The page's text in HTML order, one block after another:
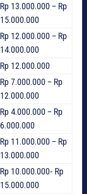
Rp 13.000.000 – Rp
15.000.000
Rp 12.000.000 – Rp
14.000.000
Rp 12.000.000
Rp 7.000.000 – Rp
12.000.000
Rp 4.000.000 – Rp
6.000.000
Rp 11.000.000 – Rp
13.000.000
Rp 10.000.000- Rp
15.000.000